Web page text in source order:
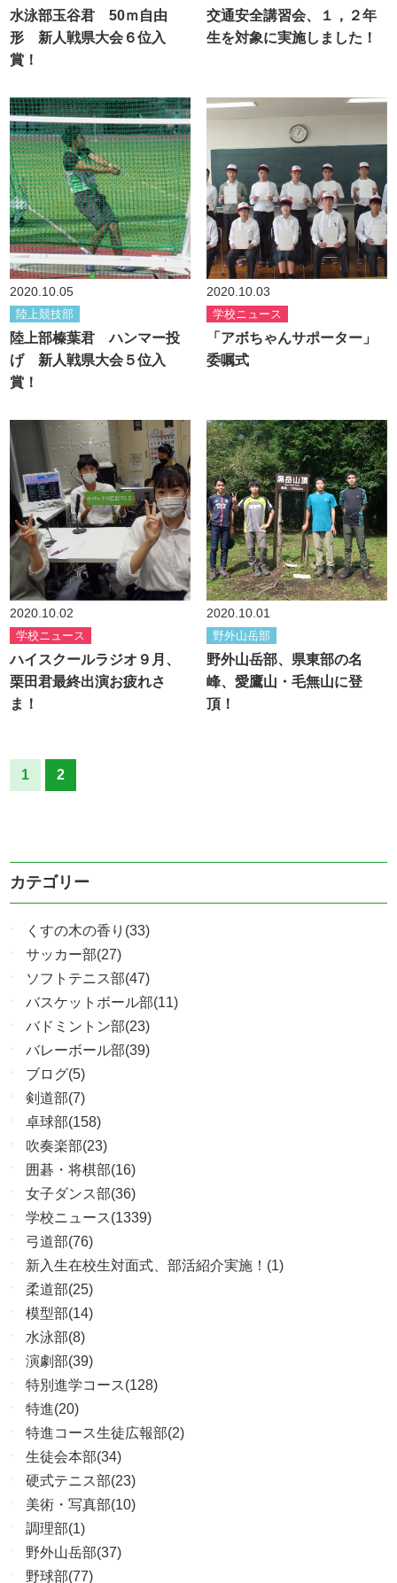
水泳部玉谷君 50ｍ自由
形 新人戦県大会６位入
賞！
交通安全講習会、１，２年
生を対象に実施しました！
2020.10.05
陸上競技部
陸上部榛葉君 ハンマー投
げ 新人戦県大会５位入
賞！
2020.10.03
学校ニュース
「アボちゃんサポーター」
委嘱式
2020.10.02
学校ニュース
ハイスクールラジオ９月、
栗田君最終出演お疲れさ
ま！
2020.10.01
野外山岳部
野外山岳部、県東部の名
峰、愛鷹山・毛無山に登
頂！
1 2
カテゴリー
くすの木の香り(33)
サッカー部(27)
ソフトテニス部(47)
バスケットボール部(11)
バドミントン部(23)
バレーボール部(39)
ブログ(5)
剣道部(7)
卓球部(158)
吹奏楽部(23)
囲碁・将棋部(16)
女子ダンス部(36)
学校ニュース(1339)
弓道部(76)
新入生在校生対面式、部活紹介実施！(1)
柔道部(25)
模型部(14)
水泳部(8)
演劇部(39)
特別進学コース(128)
特進(20)
特進コース生徒広報部(2)
生徒会本部(34)
硬式テニス部(23)
美術・写真部(10)
調理部(1)
野外山岳部(37)
野球部(77)